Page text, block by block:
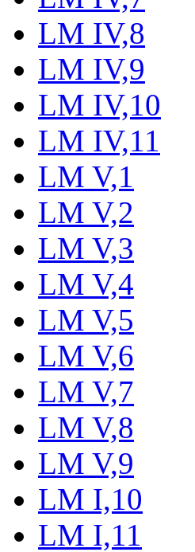
LM IV,8
LM IV,9
LM IV,10
LM IV,11
LM V,1
LM V,2
LM V,3
LM V,4
LM V,5
LM V,6
LM V,7
LM V,8
LM V,9
LM I,10
LM I,11